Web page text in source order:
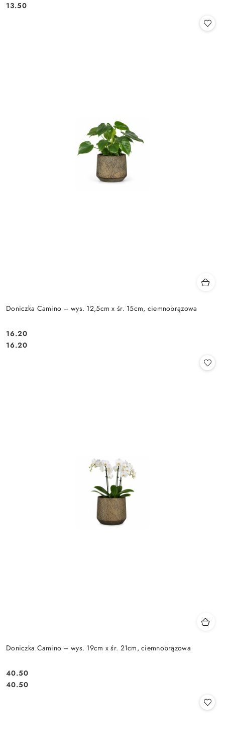
Cena:
Cena:
13.50
Doniczka Camino – wys. 12,5cm x śr. 15cm, ciemnobrązowa
Cena:
16.20
Cena:
16.20
Doniczka Camino – wys. 19cm x śr. 21cm, ciemnobrązowa
Cena:
40.50
Cena:
40.50